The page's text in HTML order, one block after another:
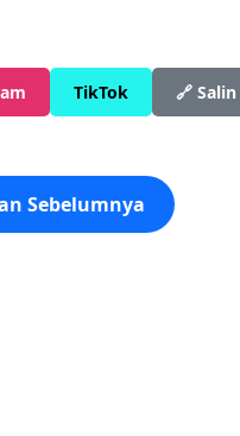
TikTok 🔗
Sebelumnya